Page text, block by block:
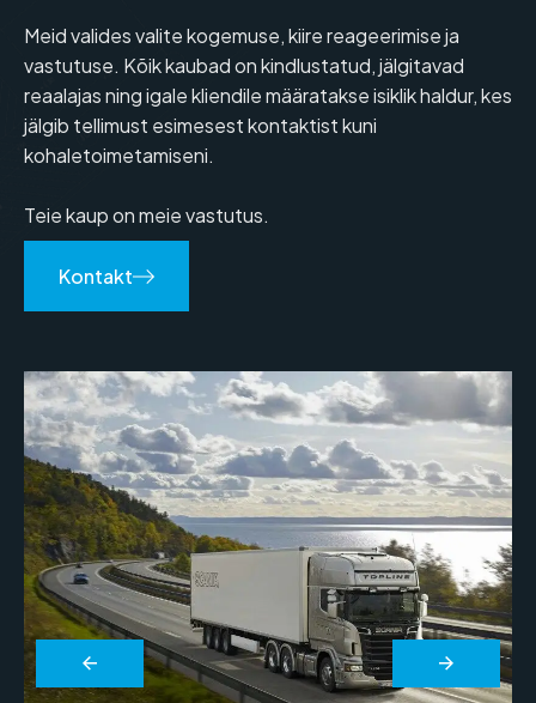
Meid valides valite kogemuse, kiire reageerimise ja
vastutuse. Kõik kaubad on kindlustatud, jälgitavad
reaalajas ning igale kliendile määratakse isiklik haldur, kes
jälgib tellimust esimesest kontaktist kuni
kohaletoimetamiseni.
Teie kaup on meie vastutus.
Kontakt